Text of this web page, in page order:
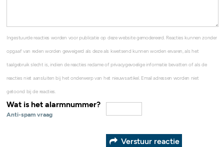
Ingestuurde reacties worden voor publicatie op deze website gemodereerd. Reacties kunnen zonder
opgaaf van reden worden geweigerd als deze als kwetsend kunnen worden ervaren, als het
taalgebruik slecht is, indien de reacties reclame of privacygevoelige informatie bevatten of als de
reacties niet aansluiten bij het onderwerp van het nieuwsartikel. Email adressen worden niet
getoond bij de reacties.
Wat is het alarmnummer?
Anti-spam vraag
Verstuur reactie